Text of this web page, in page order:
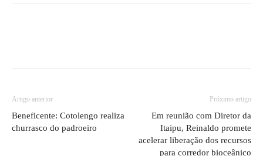
Artigo anterior
Beneficente: Cotolengo realiza
churrasco do padroeiro
Próximo artigo
Em reunião com Diretor da
Itaipu, Reinaldo promete
acelerar liberação dos recursos
para corredor bioceânico